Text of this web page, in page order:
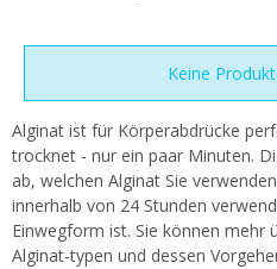
Keine
Alginat ist für Körperabdrücke
trocknet - nur ein paar Minuten.
ab, welchen Alginat Sie
innerhalb von 24 Stunden
Einwegform ist. Sie können mehr
Alginat-typen und dessen